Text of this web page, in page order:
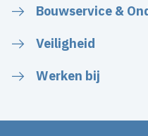
Bouwservice &
Veiligheid
Werken bij